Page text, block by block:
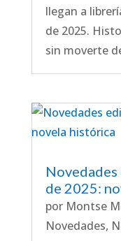
llegan a
de 2025.
sin moverte
de 2025:
por Montse
Novedades,